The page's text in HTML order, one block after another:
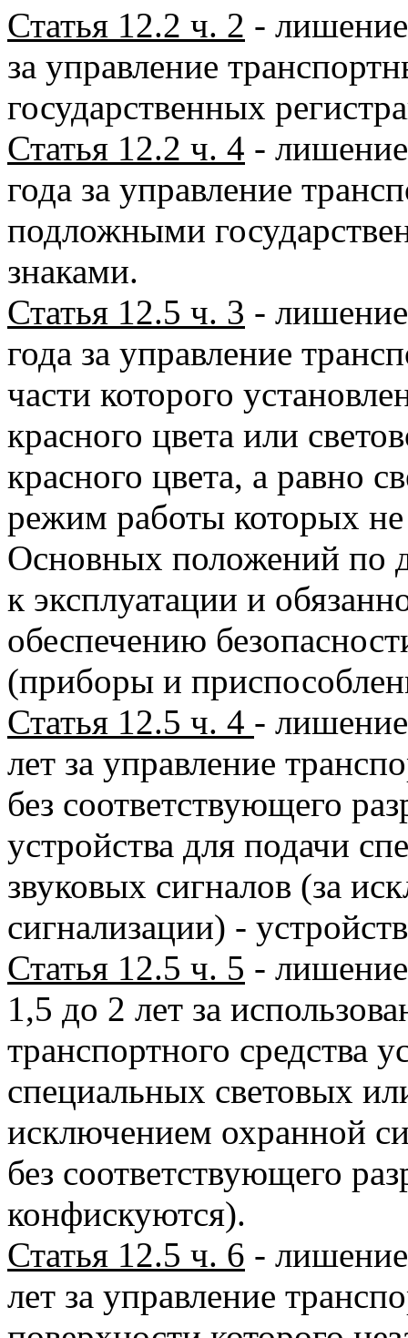
Статья 12.2 ч. 2 -
за управление
государственных
Статья 12.2 ч. 4 -
года за управление
подложными
знаками.
Статья 12.5 ч. 3 -
года за управление
части которого
красного цвета или
красного цвета, а равно
режим работы которых не
Основных положений по
к эксплуатации и
обеспечению
(приборы и
Статья 12.5 ч. 4 -
лет за управление
без соответствующего
устройства для подачи
звуковых сигналов (за
сигнализации) -
Статья 12.5 ч. 5 -
1,5 до 2 лет за
транспортного средства
специальных световых
исключением охранной
без соответствующего
конфискуются).
Статья 12.5 ч. 6 -
лет за управление